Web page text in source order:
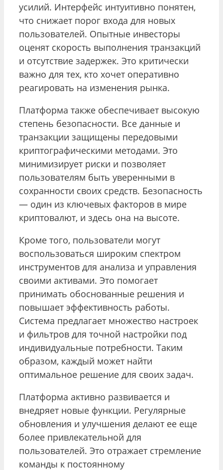
усилий. Интерфейс интуитивно понятен,
что снижает порог входа для новых
пользователей. Опытные инвесторы
оценят скорость выполнения транзакций
и отсутствие задержек. Это критически
важно для тех, кто хочет оперативно
реагировать на изменения рынка.
Платформа также обеспечивает высокую
степень безопасности. Все данные и
транзакции защищены передовыми
криптографическими методами. Это
минимизирует риски и позволяет
пользователям быть уверенными в
сохранности своих средств. Безопасность
— один из ключевых факторов в мире
криптовалют, и здесь она на высоте.
Кроме того, пользователи могут
воспользоваться широким спектром
инструментов для анализа и управления
своими активами. Это помогает
принимать обоснованные решения и
повышает эффективность работы.
Система предлагает множество настроек
и фильтров для точной настройки под
индивидуальные потребности. Таким
образом, каждый может найти
оптимальное решение для своих задач.
Платформа активно развивается и
внедряет новые функции. Регулярные
обновления и улучшения делают ее еще
более привлекательной для
пользователей. Это отражает стремление
команды к постоянному